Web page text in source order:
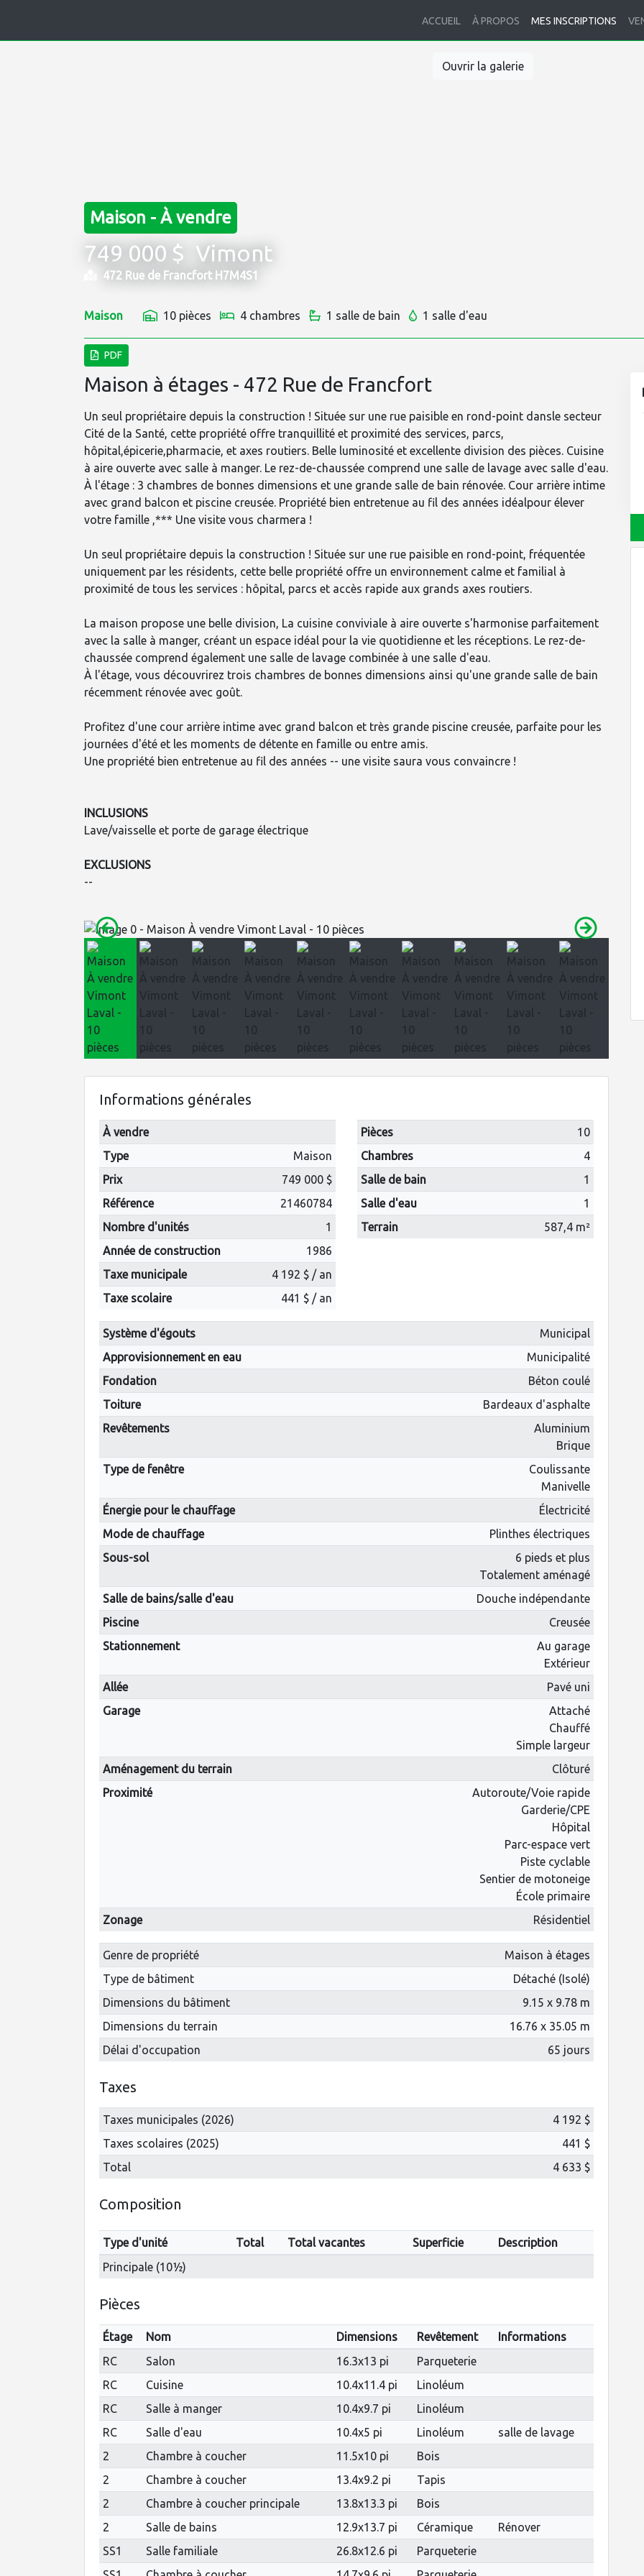
ACCUEIL À PROPOS MES INSCRIPTIONS
Ouvrir la galerie
Maison - À vendre
749 000 $ Vimont
472 Rue de Francfort H7M4S1
Maison 10 pièces 4 chambres 1 salle de bain 1 salle d'eau
PDF
Maison à étages - 472 Rue de Francfort
Un seul propriétaire depuis la construction ! Située sur une rue paisible en rond-point dansle secteur
Cité de la Santé, cette propriété offre tranquillité et proximité des services, parcs,
hôpital,épicerie,pharmacie, et axes routiers. Belle luminosité et excellente division des pièces. Cuisine
à aire ouverte avec salle à manger. Le rez-de-chaussée comprend une salle de lavage avec salle d'eau.
À l'étage : 3 chambres de bonnes dimensions et une grande salle de bain rénovée. Cour arrière intime
avec grand balcon et piscine creusée. Propriété bien entretenue au fil des années idéalpour élever
votre famille ,*** Une visite vous charmera !
Un seul propriétaire depuis la construction ! Située sur une rue paisible en rond-point, fréquentée
uniquement par les résidents, cette belle propriété offre un environnement calme et familial à
proximité de tous les services : hôpital, parcs et accès rapide aux grands axes routiers.
La maison propose une belle division, La cuisine conviviale à aire ouverte s'harmonise parfaitement
avec la salle à manger, créant un espace idéal pour la vie quotidienne et les réceptions. Le rez-de-
chaussée comprend également une salle de lavage combinée à une salle d'eau.
À l'étage, vous découvrirez trois chambres de bonnes dimensions ainsi qu'une grande salle de bain
récemment rénovée avec goût.
Profitez d'une cour arrière intime avec grand balcon et très grande piscine creusée, parfaite pour les
journées d'été et les moments de détente en famille ou entre amis.
Une propriété bien entretenue au fil des années -- une visite saura vous convaincre !
INCLUSIONS
Lave/vaisselle et porte de garage électrique
EXCLUSIONS
--
Informations générales
À vendre
Type
Maison
Prix
749 000 $
Référence
21460784
Nombre d'unités
1
Année de construction
1986
Taxe municipale
4 192 $ / an
Taxe scolaire
441 $ / an
Pièces
10
Chambres
4
Salle de bain
1
Salle d'eau
1
Terrain
587,4 m²
Système d'égouts
Municipal
Approvisionnement en eau
Municipalité
Fondation
Béton coulé
Toiture
Bardeaux d'asphalte
Revêtements
Aluminium
Brique
Type de fenêtre
Coulissante
Manivelle
Énergie pour le chauffage
Électricité
Mode de chauffage
Plinthes électriques
Sous-sol
6 pieds et plus
Totalement aménagé
Salle de bains/salle d'eau
Douche indépendante
Piscine
Creusée
Stationnement
Au garage
Extérieur
Allée
Pavé uni
Garage
Attaché
Chauffé
Simple largeur
Aménagement du terrain
Clôturé
Proximité
Autoroute/Voie rapide
Garderie/CPE
Hôpital
Parc-espace vert
Piste cyclable
Sentier de motoneige
École primaire
Zonage
Résidentiel
Genre de propriété
Maison à étages
Type de bâtiment
Détaché (Isolé)
Dimensions du bâtiment
9.15 x 9.78 m
Dimensions du terrain
16.76 x 35.05 m
Délai d'occupation
65 jours
Taxes
Taxes municipales (2026)
4 192 $
Taxes scolaires (2025)
441 $
Total
4 633 $
Composition
Type d'unité Total Total vacantes Superficie
Description
Principale (10½)
Pièces
Étage Nom Dimensions Revêtement
Informations
RC
Salon 16.3x13 pi
Parqueterie
RC
Cuisine 10.4x11.4 pi
Linoléum
RC
Salle à manger 10.4x9.7 pi
Linoléum
RC
Salle d'eau 10.4x5 pi Linoléum
salle de lavage
2
Chambre à coucher 11.5x10 pi
Bois
2
Chambre à coucher 13.4x9.2 pi
Tapis
2
Chambre à coucher principale 13.8x13.3 pi
Bois
2
Salle de bains 12.9x13.7 pi Céramique
Rénover
SS1
Salle familiale 26.8x12.6 pi
Parqueterie